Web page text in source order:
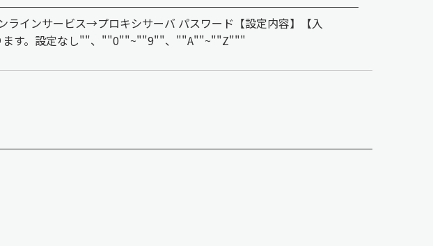
インサービス→プロキシサーバ パスワード【設定内容】【入
ます。設定なし""、""0""~""9""、""A""~""Z"""